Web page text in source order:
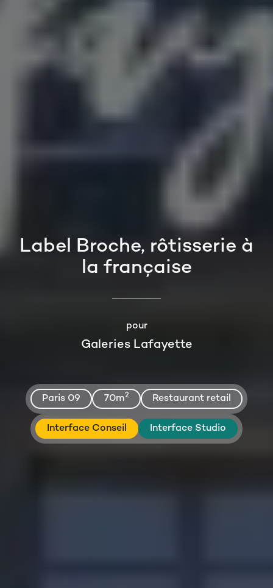
Label Broche, rôtisserie à
la française
pour
Galeries Lafayette
Paris 09 70m2 Restaurant retail
Interface Conseil Interface Studio